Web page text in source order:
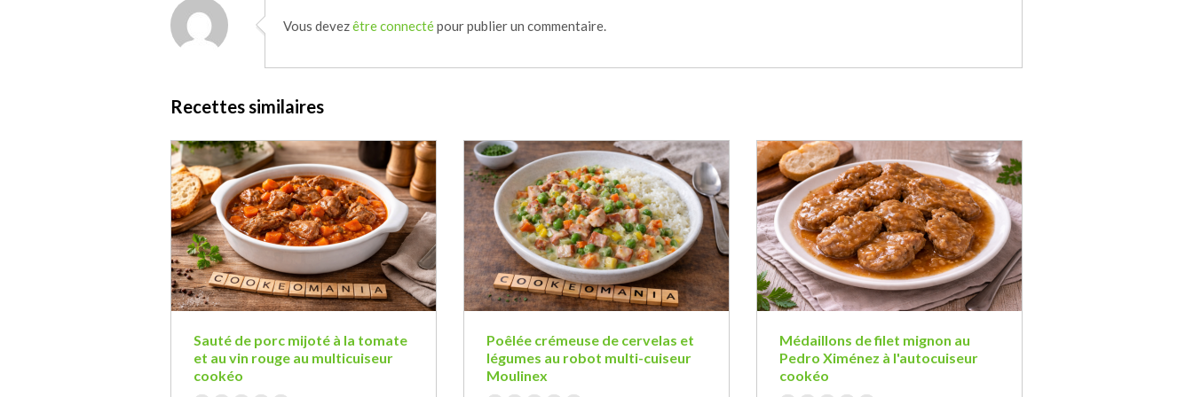
Vous devezêtre connectépour publier un commentaire.
Recettes similaires
Sauté de porc mijoté à la tomate
et au vin rouge au multicuiseur
cookéo
Poêlée crémeuse de cervelas et
légumes au robot multi-cuiseur
Moulinex
Médaillons de filet mignon au
Pedro Ximénez à l'autocuiseur
cookéo